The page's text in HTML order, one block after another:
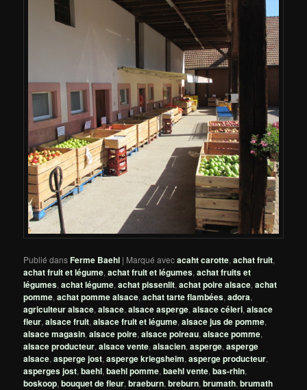
Publié dansFerme Baehl | Marqué avecacaht carotte,achat fruit,
achat fruit et légume,achat fruit et légumes,achat fruits et
légumes,achat légume,achat pissenlit,achat poire alsace,achat
pomme,achat pomme alsace,achat tarte flambées,adora,
agriculteur alsace,alsace,alsace asperge,alsace céleri,alsace
fleur,alsace fruit,alsace fruit et légume,alsace jus de pomme,
alsace magasin,alsace poire,alsace poireau,alsace pomme,
alsace producteur,alsace vente,alsacien,asperge,asperge
alsace,asperge jost,asperge kriegsheim,asperge producteur,
asperges jost,baehl,baehl pomme,baehl vente,bas-rhin,
boskoop,bouquet de fleur,braeburn,breburn,brumath,brumath